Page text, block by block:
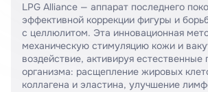
LPG Alliance — аппарат последнего
эффективной коррекции фигуры и
с целлюлитом. Эта инновационная
механическую стимуляцию кожи и
воздействие, активируя естественные
организма: расщепление жировых
коллагена и эластина, улучшение